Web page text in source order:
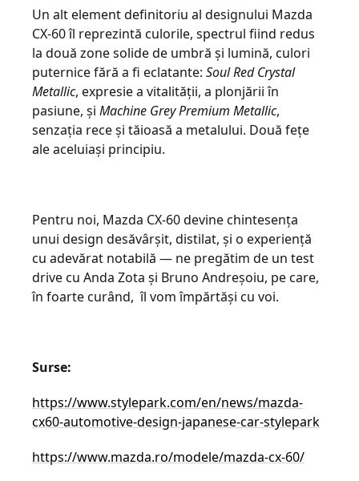
Un alt element definitoriu al designului Mazda
CX-60 îl reprezintă culorile, spectrul fiind redus
la două zone solide de umbră și lumină, culori
puternice fără a fi eclatante: Soul Red Crystal
Metallic, expresie a vitalității, a plonjării în
pasiune, și Machine Grey Premium Metallic,
senzația rece și tăioasă a metalului. Două fețe
ale aceluiași principiu.
Pentru noi, Mazda CX-60 devine chintesența
unui design desăvârșit, distilat, și o experiență
cu adevărat notabilă ― ne pregătim de un test
drive cu Anda Zota și Bruno Andreșoiu, pe care,
în foarte curând, îl vom împărtăși cu voi.
Surse:
https://www.stylepark.com/en/news/mazda-
cx60-automotive-design-japanese-car-stylepark
https://www.mazda.ro/modele/mazda-cx-60/